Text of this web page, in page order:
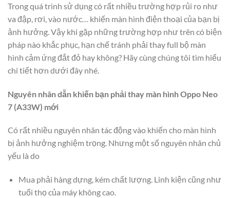
Trong quá trình sử dụng có rất nhiều trường hợp rủi ro như
va đập, rơi, vào nước… khiến màn hình điện thoại của bạn bị
ảnh hưởng. Vậy khi gặp những trường hợp như trên có biện
pháp nào khắc phục, hạn chế tránh phải thay full bộ màn
hình cảm ứng đắt đỏ hay không? Hãy cùng chúng tôi tìm hiểu
chi tiết hơn dưới đây nhé.
Nguyên nhân dẫn khiến bạn phải thay màn hình Oppo Neo
7 (A33W) mới
Có rất nhiều nguyên nhân tác động vào khiến cho màn hình
bị ảnh hưởng nghiệm trọng. Nhưng một số nguyên nhân chủ
yếu là do
Mua phải hàng dựng, kém chất lượng. Linh kiện cũng như
tuổi thọ của máy không cao.